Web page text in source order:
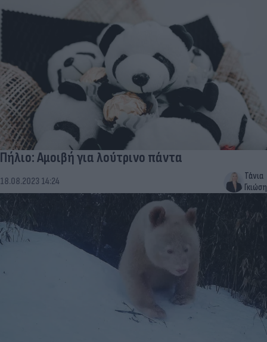
Πήλιο: Αμοιβή για λούτρινο πάντα
18.08.2023 14:24
Τάνια
Γκιώση